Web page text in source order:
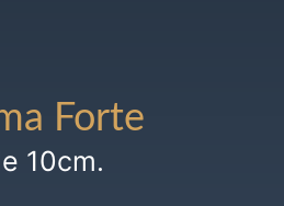
Forte
10cm.